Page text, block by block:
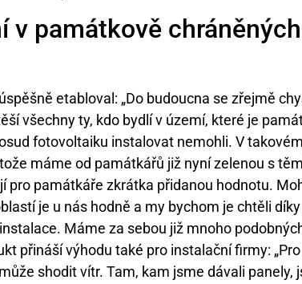
v památkově chráněných
etabloval: „Do budoucna se zřejmě
všechny ty, kdo bydlí v území, které je
fotovoltaiku instalovat nemohli. V
máme od památkářů již nyní zelenou s
pro památkáře zkrátka přidanou hodnotu.
je u nás hodně a my bychom je chtěli
Máme za sebou již mnoho
přináší výhodu také pro instalační firmy:
shodit vítr. Tam, kam jsme dávali panely,